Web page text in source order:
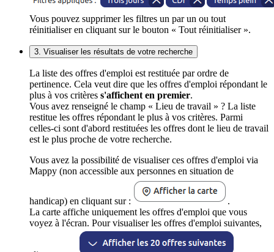
Vous pouvez supprimer les filtres un par un ou tout
réinitialiser en cliquant sur le bouton « Tout réinitialiser ».
3. Visualiser les résultats de votre recherche
La liste des offres d'emploi est restituée par ordre de
pertinence. Cela veut dire que les offres d'emploi répondant le
plus à vos critères s'affichent en premier.
Vous avez renseigné le champ « Lieu de travail » ? La liste
restitue les offres répondant le plus à vos critères. Parmi
celles-ci sont d'abord restituées les offres dont le lieu de travail
est le plus proche de votre recherche.
Vous avez la possibilité de visualiser ces offres d'emploi via
Mappy (non accessible aux personnes en situation de
handicap) en cliquant sur :
.
La carte affiche uniquement les offres d'emploi que vous
voyez à l'écran. Pour visualiser les offres d'emploi suivantes,